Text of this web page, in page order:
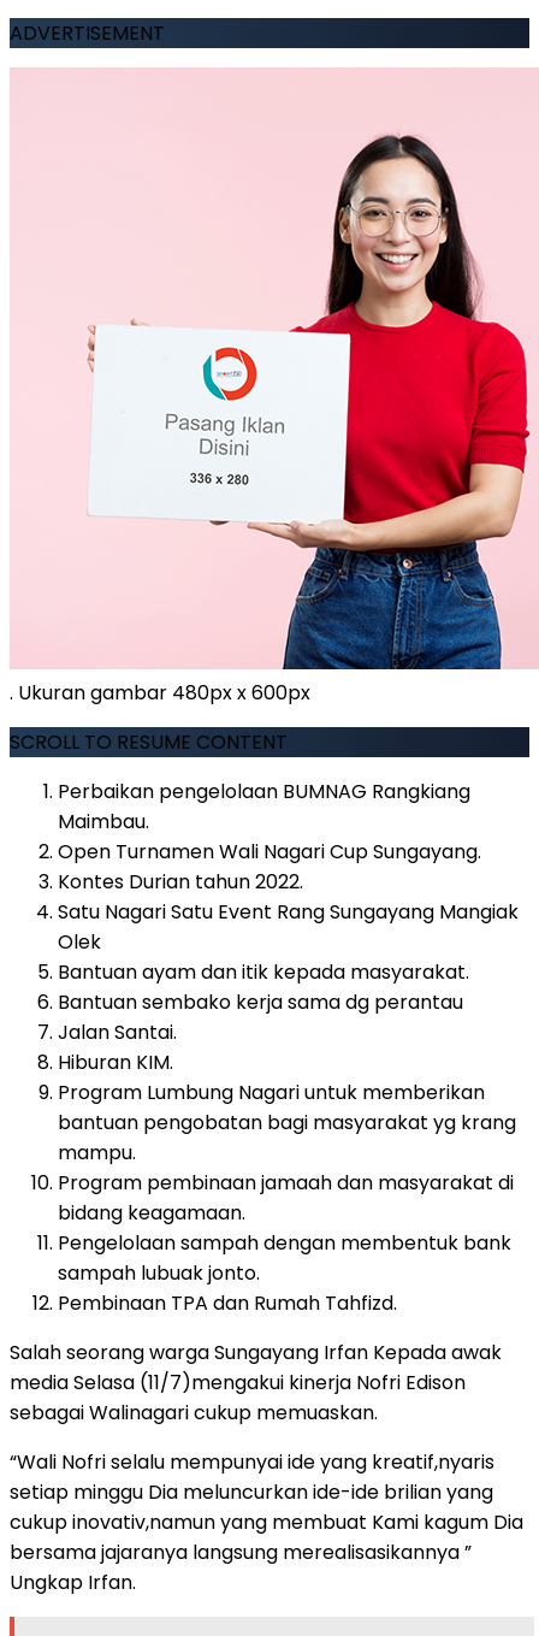
ADVERTISEMENT
. Ukuran gambar 480px x 600px
SCROLL TO RESUME CONTENT
Perbaikan pengelolaan BUMNAG Rangkiang
Maimbau.
Open Turnamen Wali Nagari Cup Sungayang.
Kontes Durian tahun 2022.
Satu Nagari Satu Event Rang Sungayang Mangiak
Olek
Bantuan ayam dan itik kepada masyarakat.
Bantuan sembako kerja sama dg perantau
Jalan Santai.
Hiburan KIM.
Program Lumbung Nagari untuk memberikan
bantuan pengobatan bagi masyarakat yg krang
mampu.
Program pembinaan jamaah dan masyarakat di
bidang keagamaan.
Pengelolaan sampah dengan membentuk bank
sampah lubuak jonto.
Pembinaan TPA dan Rumah Tahfizd.
Salah seorang warga Sungayang Irfan Kepada awak
media Selasa (11/7)mengakui kinerja Nofri Edison
sebagai Walinagari cukup memuaskan.
“Wali Nofri selalu mempunyai ide yang kreatif,nyaris
setiap minggu Dia meluncurkan ide-ide brilian yang
cukup inovativ,namun yang membuat Kami kagum Dia
bersama jajaranya langsung merealisasikannya ”
Ungkap Irfan.